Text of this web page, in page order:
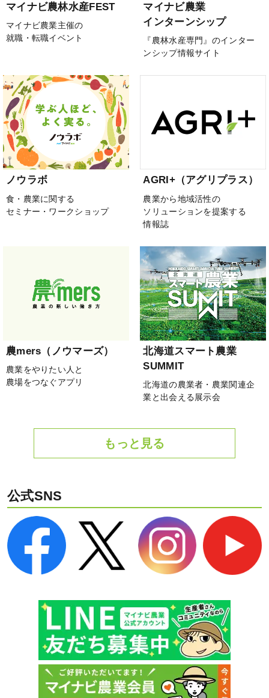
マイナビ農林水産FEST
マイナビ農業主催の
就職・転職イベント
マイナビ農業
インターンシップ
『農林水産専門』のインター
ンシップ情報サイト
ノウラボ
食・農業に関する
セミナー・ワークショップ
AGRI+（アグリプラス）
農業から地域活性の
ソリューションを提案する
情報誌
農mers（ノウマーズ）
農業をやりたい人と
農場をつなぐアプリ
北海道スマート農業
SUMMIT
北海道の農業者・農業関連企
業と出会える展示会
もっと見る
公式SNS